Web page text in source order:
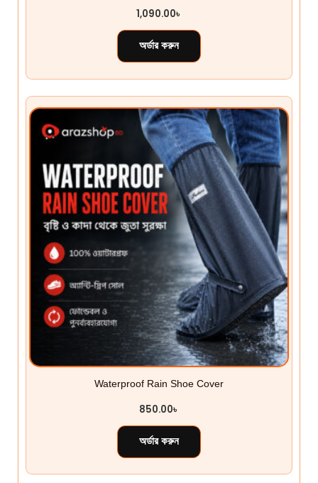
1,090.00৳
অর্ডার করুন
Waterproof Rain Shoe Cover
850.00৳
অর্ডার করুন